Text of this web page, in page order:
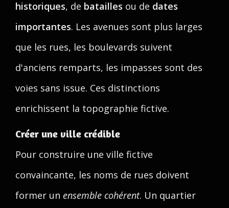
historiques, de batailles ou de dates
importantes. Les avenues sont plus larges
que les rues, les boulevards suivent
d'anciens remparts, les impasses sont des
voies sans issue. Ces distinctions
enrichissent la topographie fictive.
Créer une ville crédible
Pour construire une ville fictive
convaincante, les noms de rues doivent
former un ensemble cohérent. Un quartier